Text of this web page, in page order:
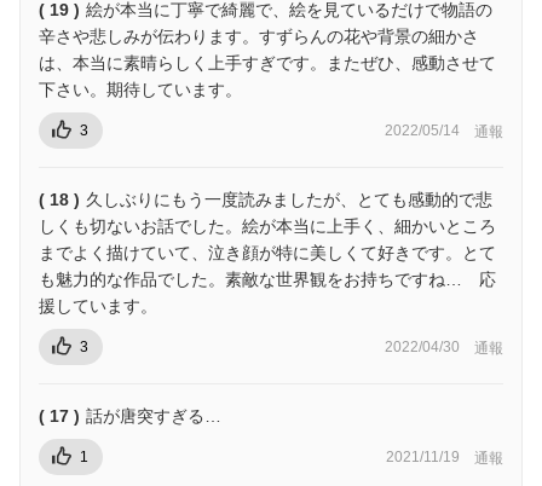
( 19 ) 絵が本当に丁寧で綺麗で、絵を見ているだけで物語の
辛さや悲しみが伝わります。すずらんの花や背景の細かさ
は、本当に素晴らしく上手すぎです。またぜひ、感動させて
下さい。期待しています。
3 2022/05/14 通報
( 18 ) 久しぶりにもう一度読みましたが、とても感動的で悲
しくも切ないお話でした。絵が本当に上手く、細かいところ
までよく描けていて、泣き顔が特に美しくて好きです。とて
も魅力的な作品でした。素敵な世界観をお持ちですね… 応
援しています。
3 2022/04/30 通報
( 17 ) 話が唐突すぎる…
1 2021/11/19 通報